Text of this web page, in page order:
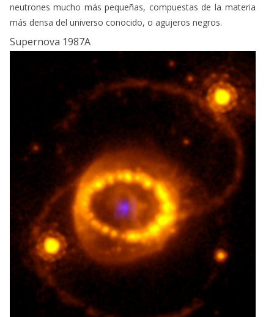
neutrones mucho más pequeñas, compuestas de la materia
más densa del universo conocido, o agujeros negros.
Supernova 1987A